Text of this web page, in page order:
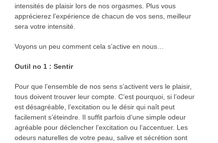
intensités de plaisir lors de nos orgasmes. Plus vous
apprécierez l’expérience de chacun de vos sens, meilleur
sera votre intensité.
Voyons un peu comment cela s’active en nous…
Outil no 1 : Sentir
Pour que l’ensemble de nos sens s’activent vers le plaisir,
tous doivent trouver leur compte. C’est pourquoi, si l’odeur
est désagréable, l’excitation ou le désir qui naît peut
facilement s’éteindre. Il suffit parfois d’une simple odeur
agréable pour déclencher l’excitation ou l’accentuer. Les
odeurs naturelles de votre peau, salive et sécrétion sont